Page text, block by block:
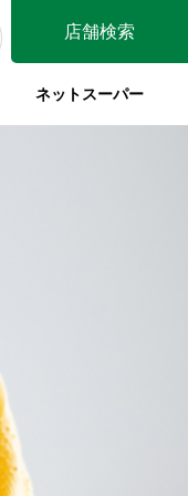
店舗検索
ネットスーパー